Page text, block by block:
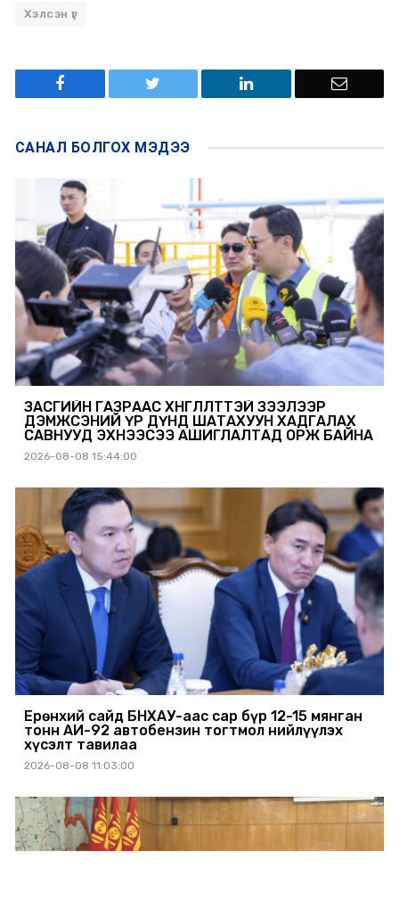
Хэлсэн үг
САНАЛ БОЛГОХ МЭДЭЭ
ЗАСГИЙН ГАЗРААС ХӨНГӨЛӨЛТТЭЙ ЗЭЭЛЭЭР
ДЭМЖСЭНИЙ ҮР ДҮНД ШАТАХУУН ХАДГАЛАХ
САВНУУД ЭХНЭЭСЭЭ АШИГЛАЛТАД ОРЖ БАЙНА
2026-08-08 15:44:00
Ерөнхий сайд БНХАУ-аас сар бүр 12-15 мянган
тонн АИ-92 автобензин тогтмол нийлүүлэх
хүсэлт тавилаа
2026-08-08 11:03:00